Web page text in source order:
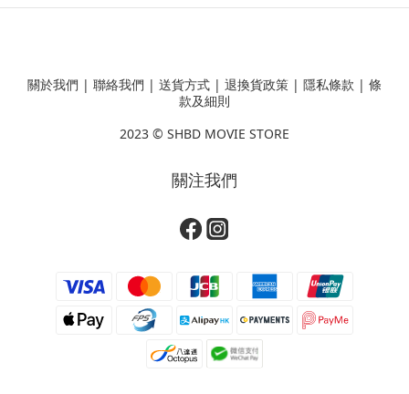
關於我們 | 聯絡我們 | 送貨方式 | 退換貨政策 | 隱私條款 | 條
款及細則
2023 © SHBD MOVIE STORE
關注我們